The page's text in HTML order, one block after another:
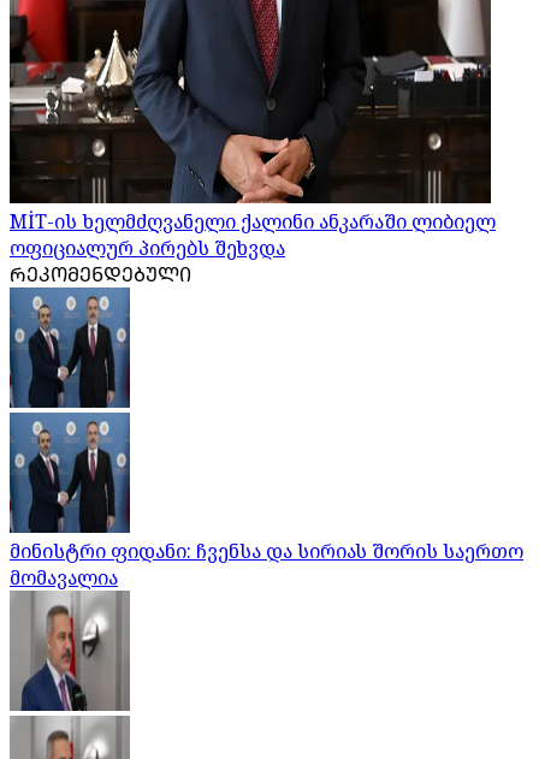
MİT-ის ხელმძღვანელი ქალინი ანკარაში ლიბიელ
ოფიციალურ პირებს შეხვდა
ᲠᲔᲙᲝᲛᲔᲜᲓᲔᲑᲣᲚᲘ
მინისტრი ფიდანი: ჩვენსა და სირიას შორის საერთო
მომავალია